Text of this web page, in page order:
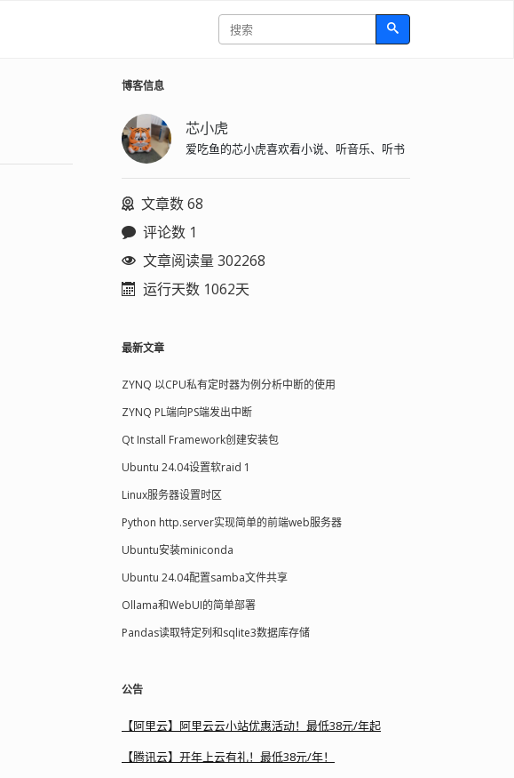
博客信息
芯小虎
爱吃鱼的芯小虎喜欢看小说、听音乐、听书
文章数 68
评论数 1
文章阅读量 302268
运行天数 1062天
最新文章
ZYNQ 以CPU私有定时器为例分析中断的使用
ZYNQ PL端向PS端发出中断
Qt Install Framework创建安装包
Ubuntu 24.04设置软raid 1
Linux服务器设置时区
Python http.server实现简单的前端web服务器
Ubuntu安装miniconda
Ubuntu 24.04配置samba文件共享
Ollama和WebUI的简单部署
Pandas读取特定列和sqlite3数据库存储
公告
【阿里云】阿里云云小站优惠活动！最低38元/年起
【腾讯云】开年上云有礼！最低38元/年！